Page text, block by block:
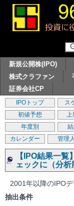
新規公開株(IPO)
株式クラファン
証券会社CP
IPOトップ ス
初値予想
年度別
カレンダー
管理
【IPO結果一
ェックに（分析
2001年以降のIPOデ
抽出条件